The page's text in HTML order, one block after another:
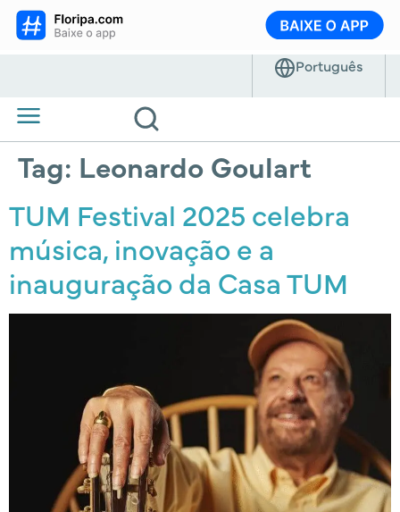
Tag: Leonardo Goulart
TUM Festival 2025 celebra
música, inovação e a
inauguração da Casa TUM